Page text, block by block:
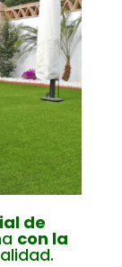
de
con la